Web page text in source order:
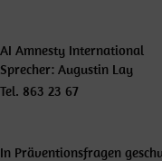
AI Amnesty International
Sprecher: Augustin Lay
Tel. 863 23 67
In Präventionsfragen